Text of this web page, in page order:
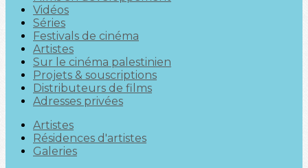
Vidéos
Séries
Festivals de cinéma
Artistes
Sur le cinéma palestinien
Projets & souscriptions
Distributeurs de films
Adresses privées
Artistes
Résidences d'artistes
Galeries